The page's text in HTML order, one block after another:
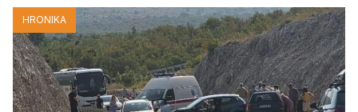
HRONIKA